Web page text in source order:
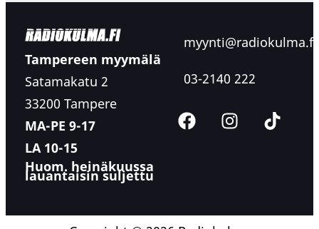
Tampereen myymälä
Satamakatu 2
33200 Tampere
MA-PE 9-17
LA 10-15
Huom. heinäkuussa
lauantaisin suljettu
myynti@radiokulma.fi
03-2140 222